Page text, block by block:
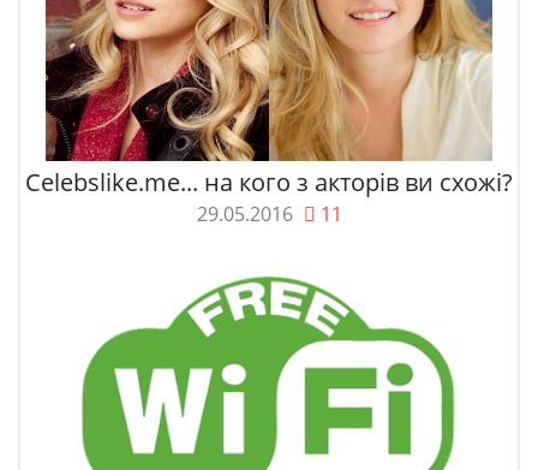
Celebslike.me... на кого з акторів ви схожі?
29.05.2016 11